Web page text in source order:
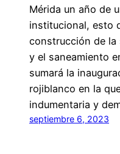
Mérida un año de
institucional, esto
construcción de la
y el saneamiento
sumará la
rojiblanco en la
indumentaria y
septiembre 6, 2023